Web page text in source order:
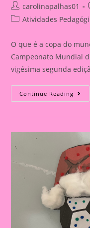
Post
author:
carolinapalhas01
PostAtividades
O que é a copa do
Campeonato Mundial
vigésima segunda
Continue Reading
Sobre
Da
Copa
Do